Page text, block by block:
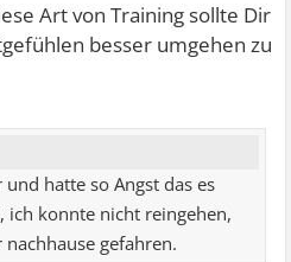
Art von Training sollte Dir
besser umgehen zu
hatte so Angst das es
ich konnte nicht reingehen,
gefahren.